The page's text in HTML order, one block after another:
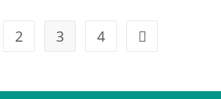
2 3 4